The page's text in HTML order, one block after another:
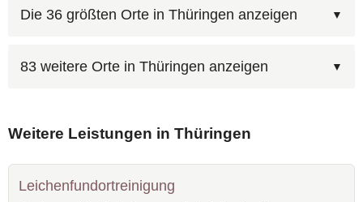
Die 36 größten Orte in Thüringen anzeigen
83 weitere Orte in Thüringen anzeigen
Weitere Leistungen in Thüringen
Leichenfundortreinigung